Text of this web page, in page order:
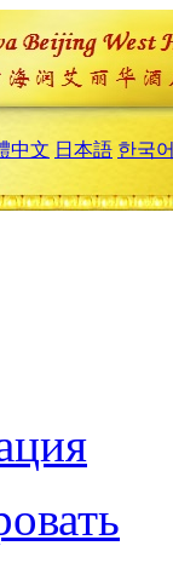
中文 日本語 한국어